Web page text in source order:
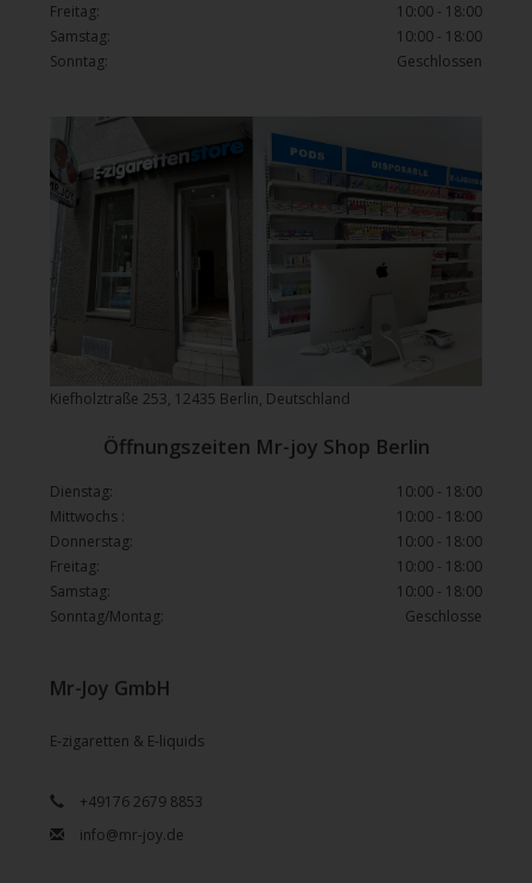
Mr-Joy GmbH
E-zigaretten & E-liquids
+49176 2679 8853
info@mr-joy.de
Kiefholztraße 253, 12435 Berlin, Deutschland
Freitag:
10:00 - 18:00
Samstag:
10:00 - 18:00
Sonntag:
Geschlossen
Öffnungszeiten Mr-joy Shop Berlin
Dienstag:
10:00 - 18:00
Mittwochs :
10:00 - 18:00
Donnerstag:
10:00 - 18:00
Freitag:
10:00 - 18:00
Samstag:
10:00 - 18:00
Sonntag/Montag:
Geschlosse